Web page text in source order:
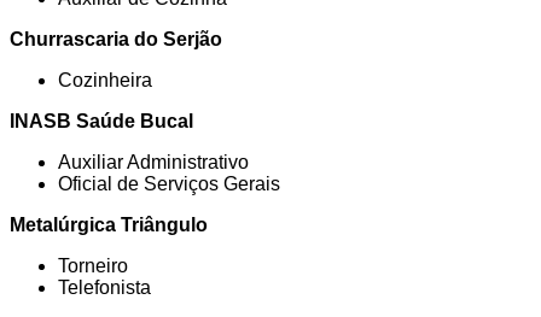
Churrascaria do Serjão
Cozinheira
INASB Saúde Bucal
Auxiliar Administrativo
Oficial de Serviços Gerais
Metalúrgica Triângulo
Torneiro
Telefonista